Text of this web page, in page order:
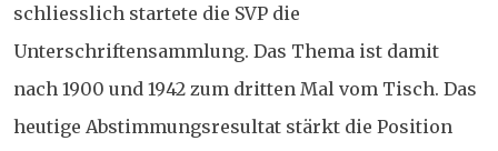
schliesslich startete die SVP die
Unterschriftensammlung. Das Thema ist damit
nach 1900 und 1942 zum dritten Mal vom Tisch. Das
heutige Abstimmungsresultat stärkt die Position